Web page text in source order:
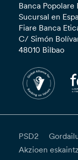
Banca Popolare
Sucursal en
Fiare Banca
C/ Simón
48010 Bilbao
PSD2
Akzioen